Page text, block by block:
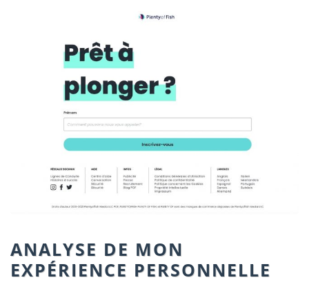
ANALYSE DE MON
EXPÉRIENCE PERSONNELLE